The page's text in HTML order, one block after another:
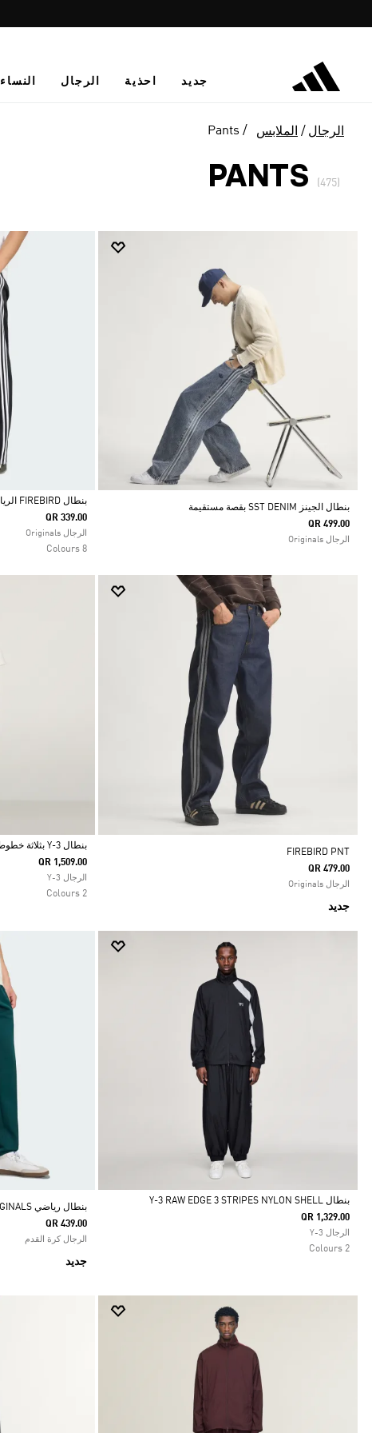
جديد احذية الرجال النساء
الرجال الملابس Pants
PANTS (475)
بنطال الجينز SST DENIM بقصة مستقيمة
QR 499.00
الرجال Originals
Selected
بنطال FIREBIRD الرياضي
QR 339.00
الرجال Originals
8 Colours
FIREBIRD PNT
QR 479.00
الرجال Originals
جديد
Selected
بنطال Y-3 بثلاثة خطوط مناسب للزي الرياضي
QR 1,509.00
الرجال Y-3
2 Colours
Selected
بنطال Y-3 RAW EDGE 3 STRIPES NYLON SHELL
QR 1,329.00
الرجال Y-3
2 Colours
بنطال رياضي REAL MADRID ORIGINALS
QR 439.00
الرجال كرة القدم
جديد